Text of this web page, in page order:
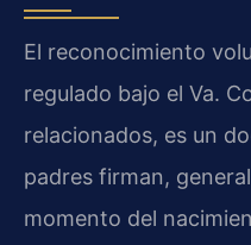
El reconocimiento
regulado bajo el Va.
relacionados, es un
padres firman,
momento del